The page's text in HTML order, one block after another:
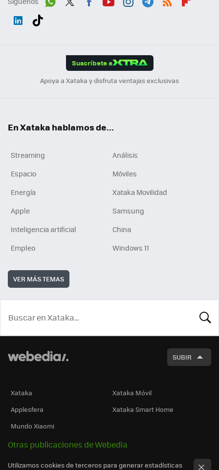
Suscríbete a
Apoya a Xataka y disfruta ventajas exclusivas
En Xataka hablamos de...
Streaming
Análisis
Espacio
Móviles
Energía
Xataka Movilidad
Apple
Samsung
Inteligencia artificial
China
Empleo
Windows 11
VER MÁS TEMAS
SUBIR
Xataka
Xataka Móvil
Applesfera
Xataka Smart Home
Mundo Xiaomi
Otras publicaciones de Webedia
Utilizamos cookies de terceros para generar estadísticas